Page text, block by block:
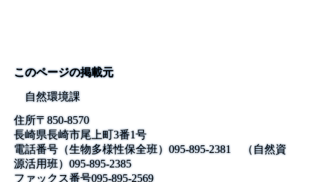
このページの掲載元
自然環境課
住所〒850-8570
長崎県長崎市尾上町3番1号
電話番号 （生物多様性保全班）095-895-2381 （自然資
源活用班）095-895-2385
ファックス番号095-895-2569